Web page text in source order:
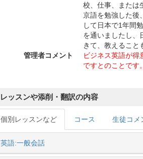
校、仕事、または
京語を勉強した後
して日本で1年間
を通いましたし、
きて、教えること
管理者コメント
ビジネス英語が得
ですとのことです。
レッスンや添削・翻訳の内容
個別レッスンなど コース 生徒コメ
英語:一般会話